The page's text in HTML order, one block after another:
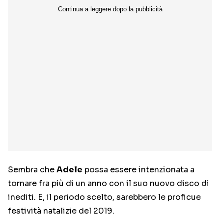
Sembra cheAdele possa essere intenzionata a
tornare fra più di un anno con il suo nuovo disco di
inediti. E, il periodo scelto, sarebbero le proficue
festività natalizie del 2019.